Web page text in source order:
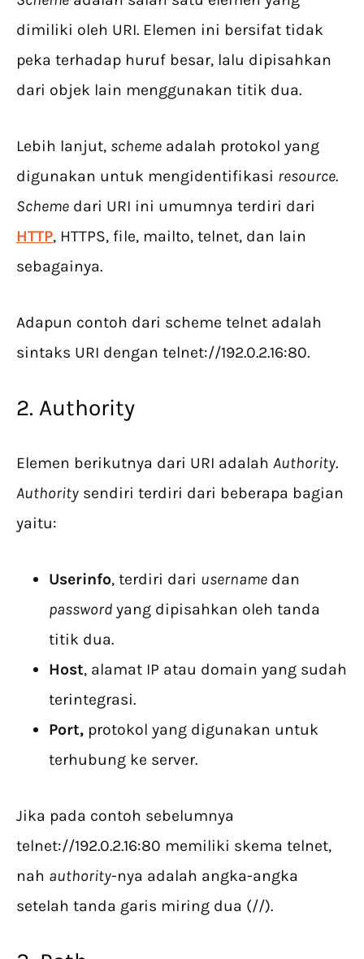
dimiliki oleh URI. Elemen ini bersifat tidak
peka terhadap huruf besar, lalu dipisahkan
dari objek lain menggunakan titik dua.
Lebih lanjut, scheme adalah protokol yang
digunakan untuk mengidentifikasi resource.
Scheme dari URI ini umumnya terdiri dari
HTTP, HTTPS, file, mailto, telnet, dan lain
sebagainya.
Adapun contoh dari scheme telnet adalah
sintaks URI dengan telnet://192.0.2.16:80.
2. Authority
Elemen berikutnya dari URI adalah Authority.
Authority sendiri terdiri dari beberapa bagian
yaitu:
Userinfo, terdiri dari username dan
password yang dipisahkan oleh tanda
titik dua.
Host, alamat IP atau domain yang sudah
terintegrasi.
Port, protokol yang digunakan untuk
terhubung ke server.
Jika pada contoh sebelumnya
telnet://192.0.2.16:80 memiliki skema telnet,
nah authority-nya adalah angka-angka
setelah tanda garis miring dua (//).